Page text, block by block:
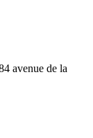
avenue de la